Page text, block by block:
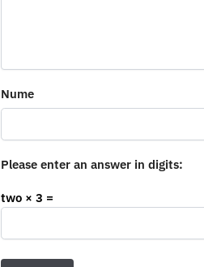
Nume
Please enter an answer in digits:
two × 3 =